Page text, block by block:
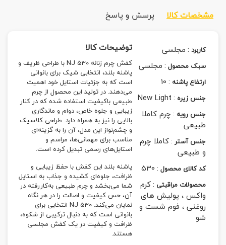
مشخصات کالا پرسش و پاسخ
کاربرد :مجلسی
سبک محصول :مجلسی
ارتفاع پاشنه :
10
جنس زیره :
New Light
جنس رویه :چرم کاملا
طبیعی
جنس آستر :کاملا چرم
و طبیعی
کد کالای محصول :
530
محصولات مراقبتی :کرم
واکس ، پولیش های
روغنی ، فوم شست و
شو
توضیحات کالا
کفش چرم زنانه NJ 530 با طراحی ظریف و
پاشنه بلند، انتخابی شیک برای بانوانی
است که به جزئیات استایل خود اهمیت
می‌دهند. در تولید این محصول از چرم
طبیعی باکیفیت استفاده شده که در کنار
زیبایی و جلوه خاص، دوام و ماندگاری
بالایی را نیز به همراه دارد. طراحی کلاسیک
و چشم‌نواز این مدل، آن را به گزینه‌ای
مناسب برای مهمانی‌ها، مراسم و
استایل‌های رسمی تبدیل کرده است.
پاشنه بلند این کفش با حفظ زیبایی و
ظرافت، جلوه‌ای کشیده و جذاب به استایل
شما می‌بخشد و چرم طبیعی به‌کاررفته در
آن، حس کیفیت و اصالت را در هر نگاه
نمایان می‌کند. NJ 530 انتخابی برای
بانوانی است که به دنبال ترکیبی از شکوه،
ظرافت و کیفیت در یک کفش مجلسی
هستند.